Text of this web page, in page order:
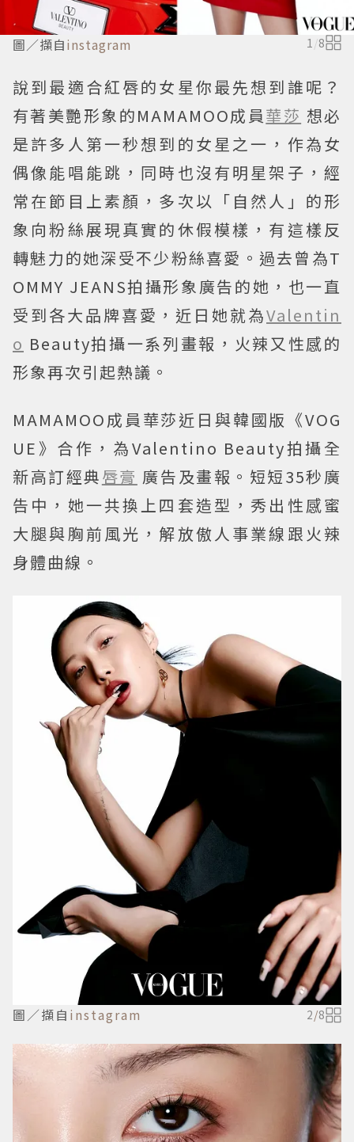
圖／擷自instagram 1 /8
說到最適合紅唇的女星你最先想到誰呢？
有著美艷形象的MAMAMOO成員華莎 想必
是許多人第一秒想到的女星之一，作為女
偶像能唱能跳，同時也沒有明星架子，經
常在節目上素顏，多次以「自然人」的形
象向粉絲展現真實的休假模樣，有這樣反
轉魅力的她深受不少粉絲喜愛。過去曾為T
OMMY JEANS拍攝形象廣告的她，也一直
受到各大品牌喜愛，近日她就為Valentin
o Beauty拍攝一系列畫報，火辣又性感的
形象再次引起熱議。
MAMAMOO成員華莎近日與韓國版《VOG
UE》合作，為Valentino Beauty拍攝全
新高訂經典唇膏 廣告及畫報。短短35秒廣
告中，她一共換上四套造型，秀出性感蜜
大腿與胸前風光，解放傲人事業線跟火辣
身體曲線。
圖／擷自 instagram 2/8